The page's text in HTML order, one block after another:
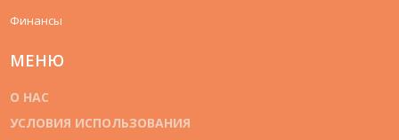
Финансы
МЕНЮ
О НАС
УСЛОВИЯ ИСПОЛЬЗОВАНИЯ